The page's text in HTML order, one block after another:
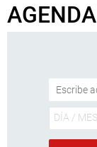
AGENDA